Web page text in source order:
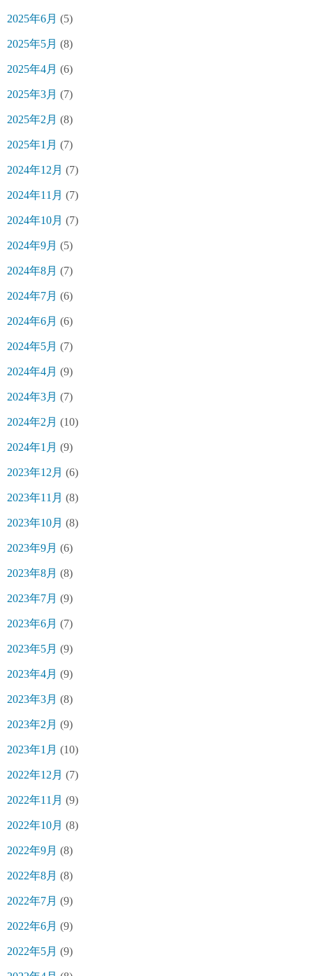
2025年6月 (5)
2025年5月 (8)
2025年4月 (6)
2025年3月 (7)
2025年2月 (8)
2025年1月 (7)
2024年12月 (7)
2024年11月 (7)
2024年10月 (7)
2024年9月 (5)
2024年8月 (7)
2024年7月 (6)
2024年6月 (6)
2024年5月 (7)
2024年4月 (9)
2024年3月 (7)
2024年2月 (10)
2024年1月 (9)
2023年12月 (6)
2023年11月 (8)
2023年10月 (8)
2023年9月 (6)
2023年8月 (8)
2023年7月 (9)
2023年6月 (7)
2023年5月 (9)
2023年4月 (9)
2023年3月 (8)
2023年2月 (9)
2023年1月 (10)
2022年12月 (7)
2022年11月 (9)
2022年10月 (8)
2022年9月 (8)
2022年8月 (8)
2022年7月 (9)
2022年6月 (9)
2022年5月 (9)